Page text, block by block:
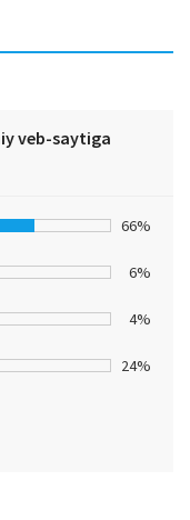
veb-saytiga
66%
6%
4%
24%